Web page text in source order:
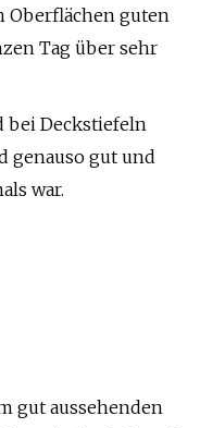
Oberflächen guten
Tag über sehr
bei Deckstiefeln
genauso gut und
war.
gut aussehenden